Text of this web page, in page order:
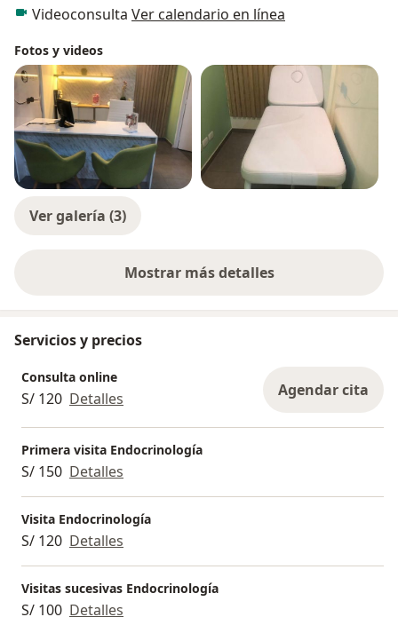
Videoconsulta Ver calendario en línea
Fotos y videos
Ver galería (3)
Mostrar más detalles
sobre la experiencia
Servicios y precios
Consulta online
S/ 120 Detalles Agendar cita
Primera visita Endocrinología
S/ 150 Detalles
Visita Endocrinología
S/ 120 Detalles
Visitas sucesivas Endocrinología
S/ 100 Detalles